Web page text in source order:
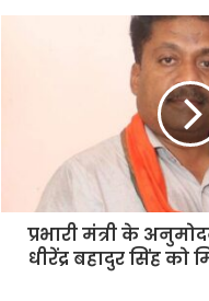
प्रभारी मंत्री के
धीरेंद्र बहादुर सिंह को